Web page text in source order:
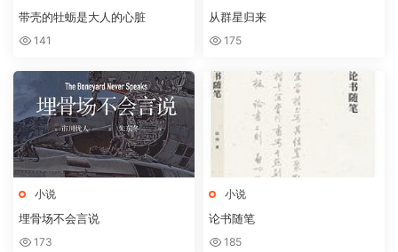
带壳的牡蛎是大人的心脏
141
从群星归来
175
小说
埋骨场不会言说
173
小说
论书随笔
185